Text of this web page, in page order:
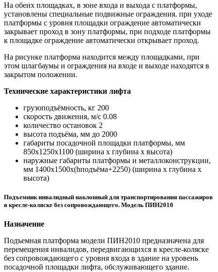
На обеих площадках, в зоне входа и выхода с платформы,
установлены специальные подвижные ограждения. при уходе
платформы с уровня площадки ограждение автоматически
закрывает проход в зону платформы, при подходе платформы
к площадке ограждение автоматически открывает проход.
На рисунке платформа находится между площадками, при
этом шлагбаумы и ограждения на входе и выходе находятся в
закрытом положении.
Технические характеристики лифта
грузоподъёмность, кг 200
скорость движения, м/с 0.08
количество остановок 2
высота подъёма, мм до 2000
габариты посадочной площадки платформы, мм
850x1250x1100 (ширина x глубина x высота)
наружные габариты платформы и металлоконструкции,
мм 1400x1500x(hподъёма+2250) (ширина x глубина x
высота)
Подъемник инвалидный наклонный для транспортирования пассажиров
в кресле-коляске без сопровождающего. Модель ПИН2010
Назначение
Подъемная платформа модели ПИН2010 предназначена для
перемещения инвалидов, передвигающихся в кресле-коляске
без сопровождающего с уровня входа в здание на уровень
посадочной площадки лифта, обслуживающего здание.